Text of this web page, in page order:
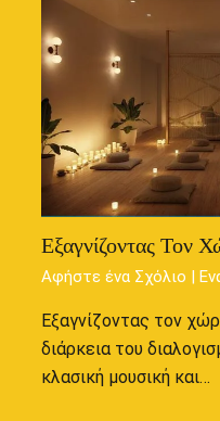
Εξαγνίζοντας Τον
Αφήστε ένα Σχόλιο
Εξαγνίζοντας τον
διάρκεια του
κλασική μουσική και…